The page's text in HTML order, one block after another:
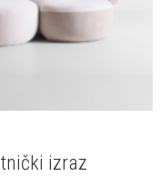
izraz